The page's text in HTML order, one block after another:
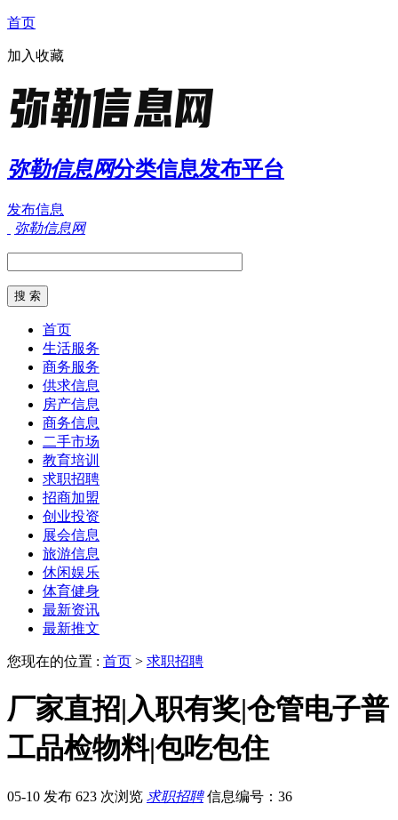
首页
加入收藏
弥勒信息网分类信息发布平台
发布信息
弥勒信息网
首页
生活服务
商务服务
供求信息
房产信息
商务信息
二手市场
教育培训
求职招聘
招商加盟
创业投资
展会信息
旅游信息
休闲娱乐
体育健身
最新资讯
最新推文
您现在的位置 : 首页 > 求职招聘
厂家直招|入职有奖|仓管电子普
工品检物料|包吃包住
05-10 发布 623 次浏览 求职招聘 信息编号：36